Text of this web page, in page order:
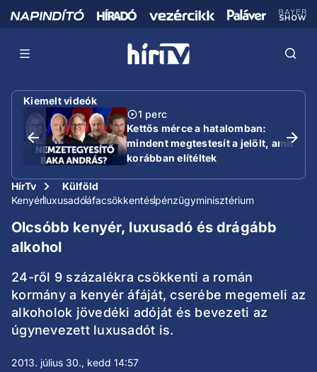
Kiemelt videók
1 perc
Kettős mérce a hatalomban:
mindent megtestesít a jelölt, amit
korábban elítéltek
HírTv
Külföld
Kenyérluxusadóáfacsökkentéspénzügyminisztérium
Olcsóbb kenyér, luxusadó és drágább
alkohol
24-ről 9 százalékra csökkenti a román
kormány a kenyér áfáját, cserébe megemeli az
alkoholok jövedéki adóját és bevezeti az
úgynevezett luxusadót is.
2013. július 30., kedd 14:57